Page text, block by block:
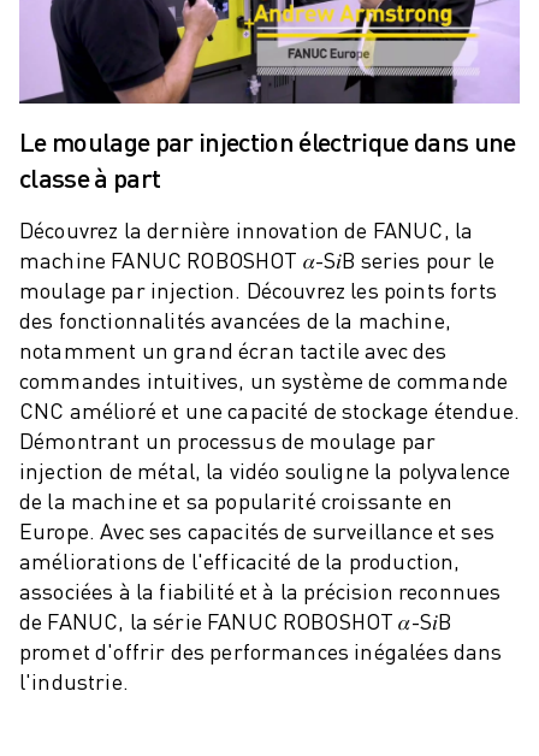
COÛT TOTAL D'UNE ROBOSHOT
MACHINES D'ÉLECTROÉROSION PAR FIL
ROBOCUT MACHINES D'ÉLECTROÉROSION À FIL
LOGICIEL ROBOCUT
ROBOCUT MAINTENANCE PRÉVENTIVE
DURABILITÉ DU ROBOCUT
SOLUTIONS IIOT
SOLUTIONS POUR L'USINE INTELLIGENTE
DES SOLUTIONS D'USINE INTELLIGENTE POUR AMÉLIORER
ENREGISTREMENT DU PRODUIT "
TÉMOIGNAGES
SOLUTIONS
INDUSTRIES
TOUTES LES INDUSTRIES
AÉROSPATIALE
AUTOMOBILE
VÉHICULES ÉLECTRIQUES
ÉLECTRONIQUE
ALIMENTATION ET BOISSONS
MÉDICAL
PLASTIQUES
Le moulage par injection électrique dans une
classe à part
Découvrez la dernière innovation de FANUC, la
machine FANUC ROBOSHOT 𝛼-S𝑖B series pour le
moulage par injection. Découvrez les points forts
des fonctionnalités avancées de la machine,
notamment un grand écran tactile avec des
commandes intuitives, un système de commande
CNC amélioré et une capacité de stockage étendue.
Démontrant un processus de moulage par
injection de métal, la vidéo souligne la polyvalence
de la machine et sa popularité croissante en
Europe. Avec ses capacités de surveillance et ses
améliorations de l'efficacité de la production,
associées à la fiabilité et à la précision reconnues
de FANUC, la série FANUC ROBOSHOT 𝛼-S𝑖B
promet d'offrir des performances inégalées dans
l'industrie.